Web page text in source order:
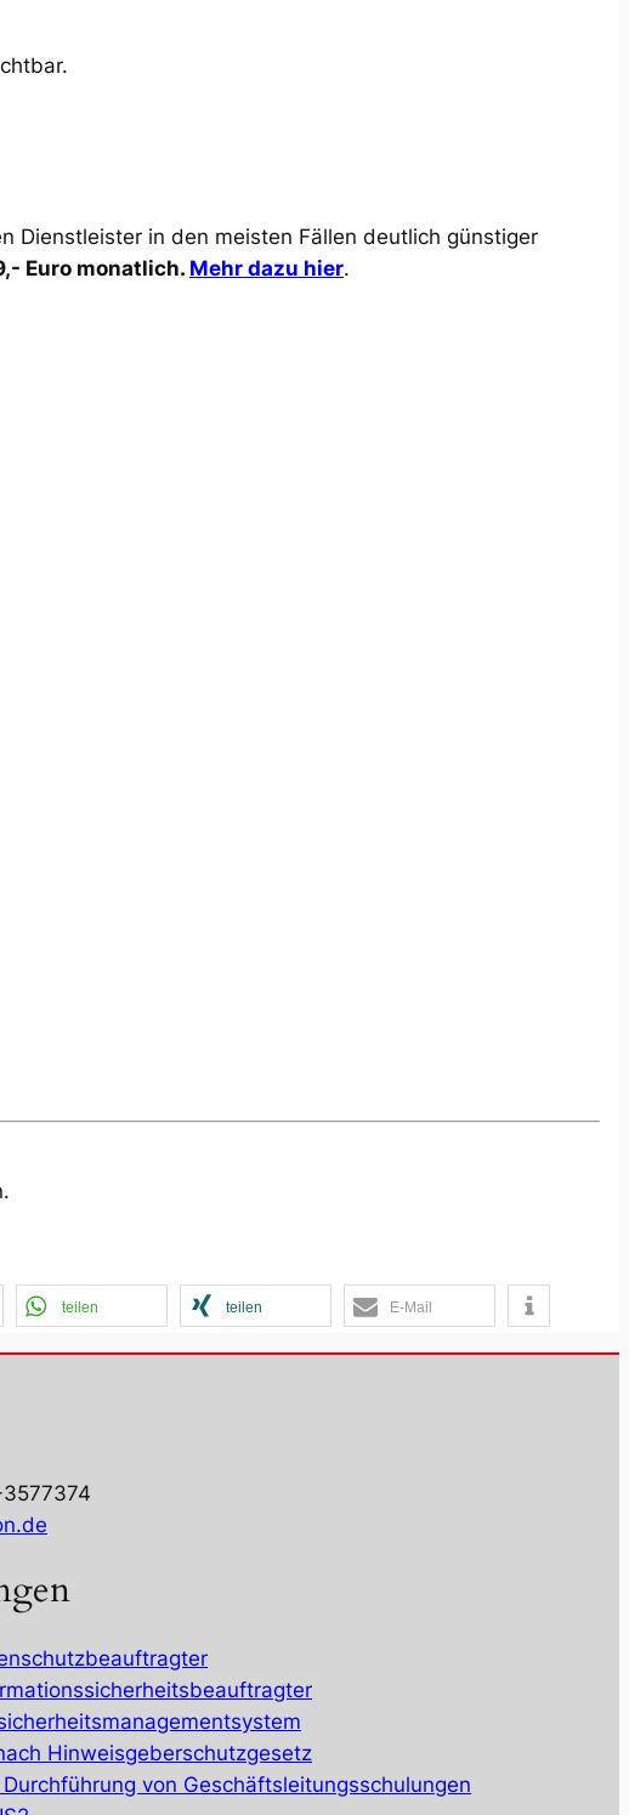
Dienstleister in den meisten Fällen deutlich günstiger
Euro monatlich. Mehr dazu hier.
teilen teilen E-Mail
Hinweisgeberschutzgesetz
von Geschäftsleitungsschulungen